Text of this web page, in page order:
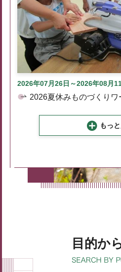
2026年07月26日～2026年08月
2026夏休みものづくりワ
もっ
目的か